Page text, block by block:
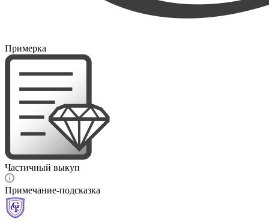
Примерка
Частичный выкуп
Примечание-подсказка